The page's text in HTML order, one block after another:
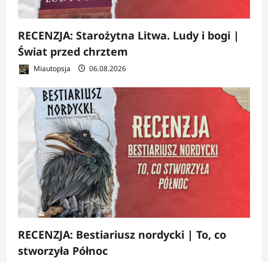
RECENZJA: Starożytna Litwa. Ludy i bogi |
Świat przed chrztem
Miautopsja 06.08.2026
RECENZJA: Bestiariusz nordycki | To, co
stworzyła Północ